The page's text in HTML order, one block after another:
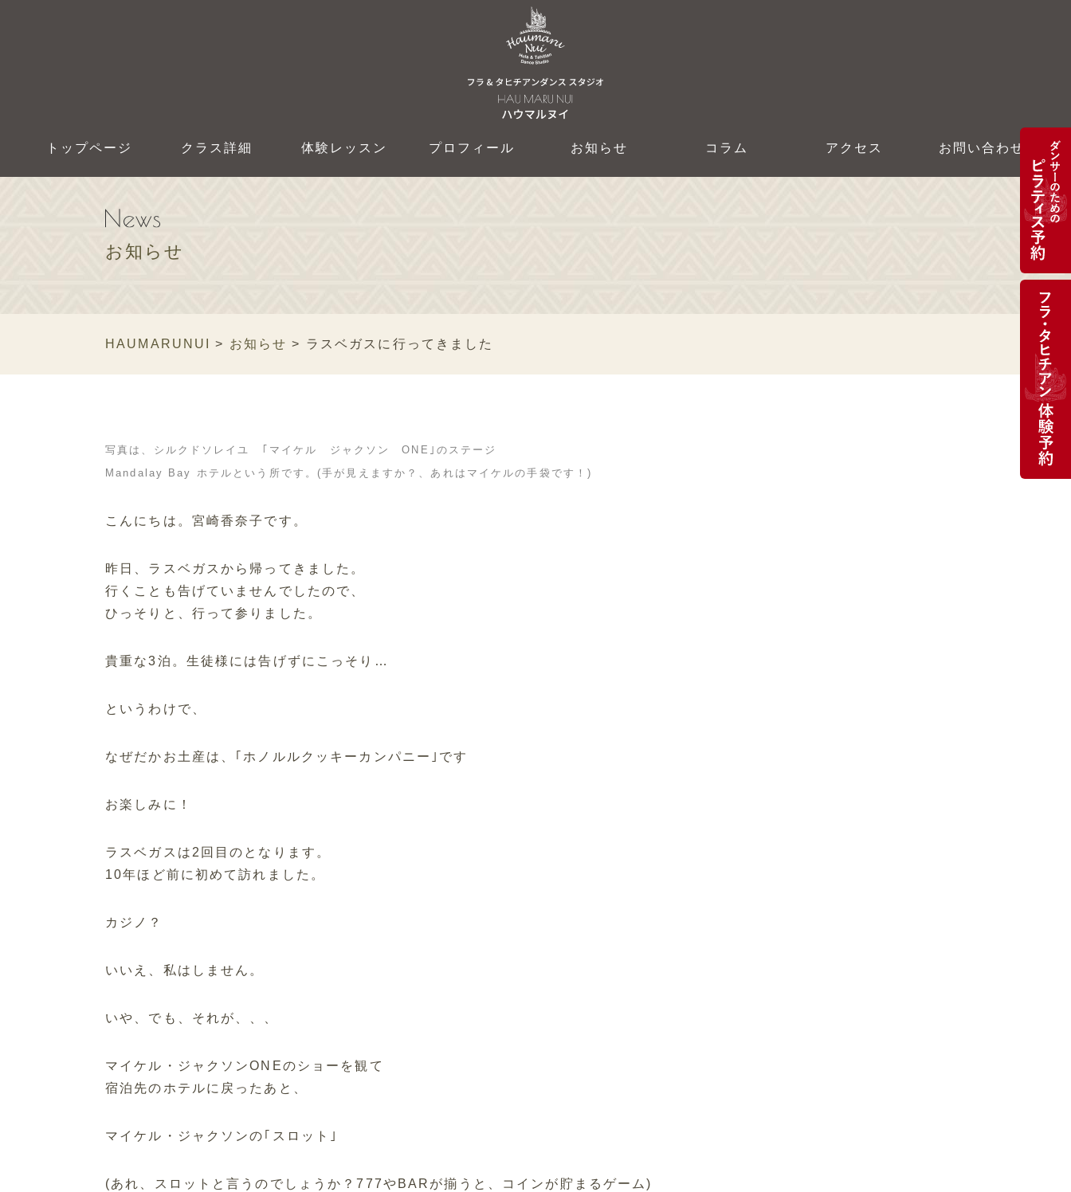
トップページ クラス詳細 体験レッスン プロフィール お知らせ コラム アクセス お問い合わせ
お知らせ
HAUMARUNUI > お知らせ > ラスベガスに行ってきました
写真は、シルクドソレイユ ｢マイケル ジャクソン ONE｣のステージ
Mandalay Bay ホテルという所です。(手が見えますか？、あれはマイケルの手袋です！)
こんにちは。宮崎香奈子です。
昨日、ラスベガスから帰ってきました。
行くことも告げていませんでしたので、
ひっそりと、行って参りました。
貴重な3泊。生徒様には告げずにこっそり…
というわけで、
なぜだかお土産は、｢ホノルルクッキーカンパニー｣です
お楽しみに！
ラスベガスは2回目のとなります。
10年ほど前に初めて訪れました。
カジノ？
いいえ、私はしません。
いや、でも、それが、、、
マイケル・ジャクソンONEのショーを観て
宿泊先のホテルに戻ったあと、
マイケル・ジャクソンの｢スロット｣
(あれ、スロットと言うのでしょうか？777やBARが揃うと、コインが貯まるゲーム)